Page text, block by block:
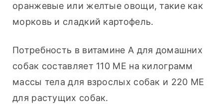
оранжевые или желтые овощи, такие как
морковь и сладкий картофель.
Потребность в витамине А для домашних
собак составляет 110 МЕ на килограмм
массы тела для взрослых собак и 220 МЕ
для растущих собак.